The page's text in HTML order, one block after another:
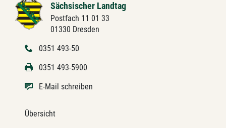
Sächsischer Landtag
Postfach 11 01 33
01330 Dresden
0351 493-50
0351 493-5900
E-Mail schreiben
Übersicht